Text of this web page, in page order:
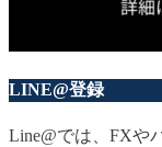
LINE@登録
Line@では、FXや